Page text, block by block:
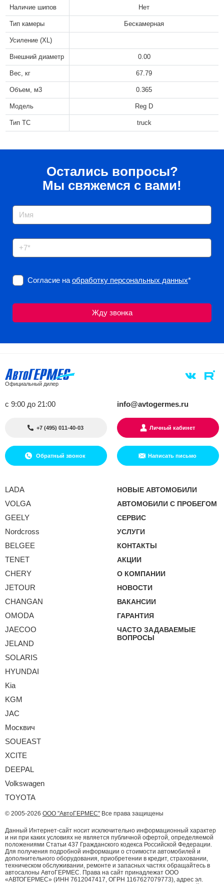
Наличие шипов Нет
Тип камеры Бескамерная
Усиление (XL)
Внешний диаметр 0.00
Вес, кг 67.79
Объем, м3 0.365
Модель Reg D
Тип ТС truck
Остались вопросы?
Мы свяжемся с вами!
Согласие на обработку персональных данных*
Официальный дилер
с 9:00 до 21:00 info@avtogermes.ru
+7 (495) 011-40-03 Личный кабинет
Обратный звонок Написать письмо
LADA
VOLGA
GEELY
Nordcross
BELGEE
TENET
CHERY
JETOUR
CHANGAN
OMODA
JAECOO
JELAND
SOLARIS
HYUNDAI
Kia
KGM
JAC
Москвич
SOUEAST
XCITE
DEEPAL
Volkswagen
TOYOTA
НОВЫЕ АВТОМОБИЛИ
АВТОМОБИЛИ С ПРОБЕГОМ
СЕРВИС
УСЛУГИ
КОНТАКТЫ
АКЦИИ
О КОМПАНИИ
НОВОСТИ
ВАКАНСИИ
ГАРАНТИЯ
ЧАСТО ЗАДАВАЕМЫЕ
ВОПРОСЫ
© 2005-2026 ООО "АвтоГЕРМЕС" Все права защищены
Данный Интернет-сайт носит исключительно информационный характер
и ни при каких условиях не является публичной офертой, определяемой
положениями Статьи 437 Гражданского кодекса Российской Федерации.
Для получения подробной информации о стоимости автомобилей и
дополнительного оборудования, приобретении в кредит, страховании,
техническом обслуживании, ремонте и запасных частях обращайтесь в
автосалоны АвтоГЕРМЕС. Права на сайт принадлежат ООО
«АВТОГЕРМЕС» (ИНН 7612047417, ОГРН 1167627079773), адрес эл.